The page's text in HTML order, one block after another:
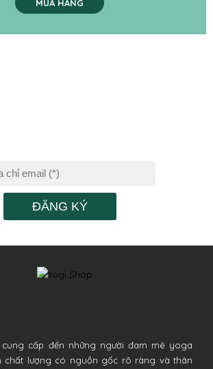
MUA HÀNG
ĐĂNG KÝ
cung cấp đến những người đam mê yoga
chất lượng có nguồn gốc rõ ràng và thân